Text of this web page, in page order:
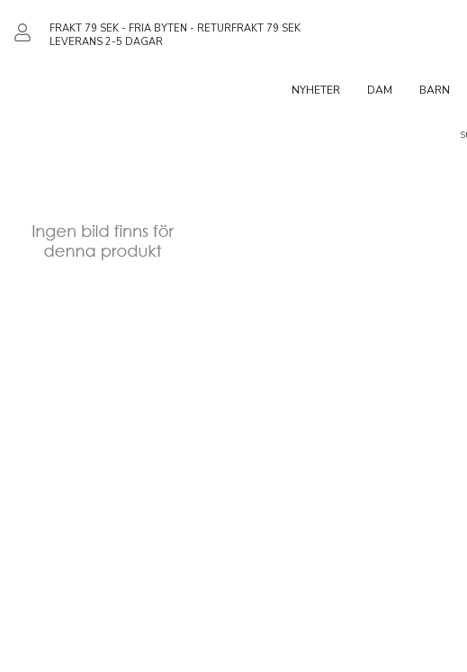
FRAKT 79 SEK - FRIA BYTEN - RETURFRAKT 79 SEK
LEVERANS 2-5 DAGAR
NYHETER DAM BARN